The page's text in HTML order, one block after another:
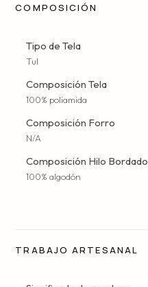
COMPOSICIÓN
Tipo de Tela
Tul
Composición Tela
100% poliamida
Composición Forro
N/A
Composición Hilo Bordado
100% algodón
TRABAJO ARTESANAL